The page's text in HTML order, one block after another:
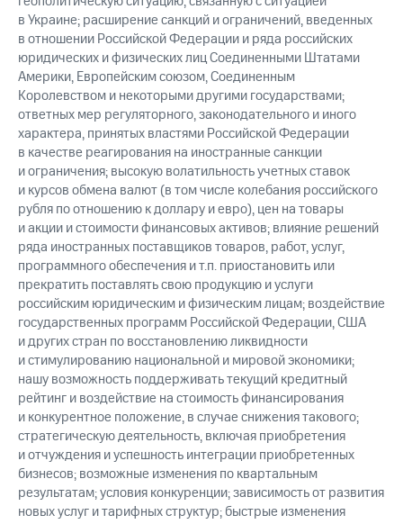
в Украине; расширение санкций и ограничений, введенных
в отношении Российской Федерации и ряда российских
юридических и физических лиц Соединенными Штатами
Америки, Европейским союзом, Соединенным
Королевством и некоторыми другими государствами;
ответных мер регуляторного, законодательного и иного
характера, принятых властями Российской Федерации
в качестве реагирования на иностранные санкции
и ограничения; высокую волатильность учетных ставок
и курсов обмена валют (в том числе колебания российского
рубля по отношению к доллару и евро), цен на товары
и акции и стоимости финансовых активов; влияние решений
ряда иностранных поставщиков товаров, работ, услуг,
программного обеспечения и т.п. приостановить или
прекратить поставлять свою продукцию и услуги
российским юридическим и физическим лицам; воздействие
государственных программ Российской Федерации, США
и других стран по восстановлению ликвидности
и стимулированию национальной и мировой экономики;
нашу возможность поддерживать текущий кредитный
рейтинг и воздействие на стоимость финансирования
и конкурентное положение, в случае снижения такового;
стратегическую деятельность, включая приобретения
и отчуждения и успешность интеграции приобретенных
бизнесов; возможные изменения по квартальным
результатам; условия конкуренции; зависимость от развития
новых услуг и тарифных структур; быстрые изменения